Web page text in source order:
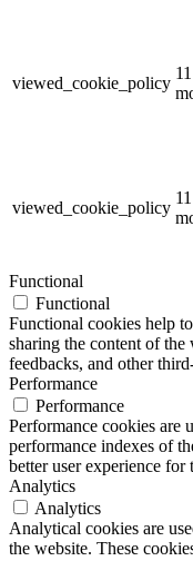
viewed_cookie_policy
11
viewed_cookie_policy
11
Functional
Functional
Functional cookies help
sharing the content of
feedbacks, and other
Performance
Performance
Performance cookies are
performance indexes of
better user experience for
Analytics
Analytics
Analytical cookies are
the website. These